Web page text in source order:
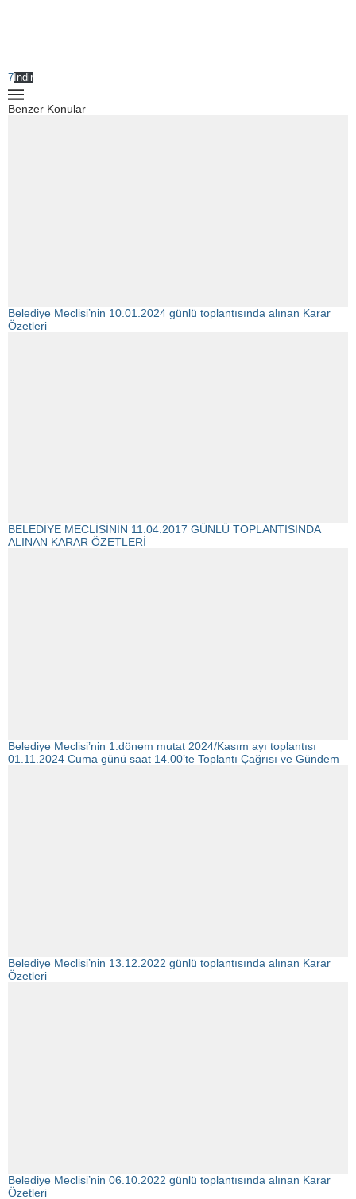
7 İndir
Benzer Konular
Belediye Meclisi’nin 10.01.2024 günlü toplantısında alınan Karar
Özetleri
BELEDİYE MECLİSİNİN 11.04.2017 GÜNLÜ TOPLANTISINDA
ALINAN KARAR ÖZETLERİ
Belediye Meclisi’nin 1.dönem mutat 2024/Kasım ayı toplantısı
01.11.2024 Cuma günü saat 14.00’te Toplantı Çağrısı ve Gündem
Belediye Meclisi’nin 13.12.2022 günlü toplantısında alınan Karar
Özetleri
Belediye Meclisi’nin 06.10.2022 günlü toplantısında alınan Karar
Özetleri